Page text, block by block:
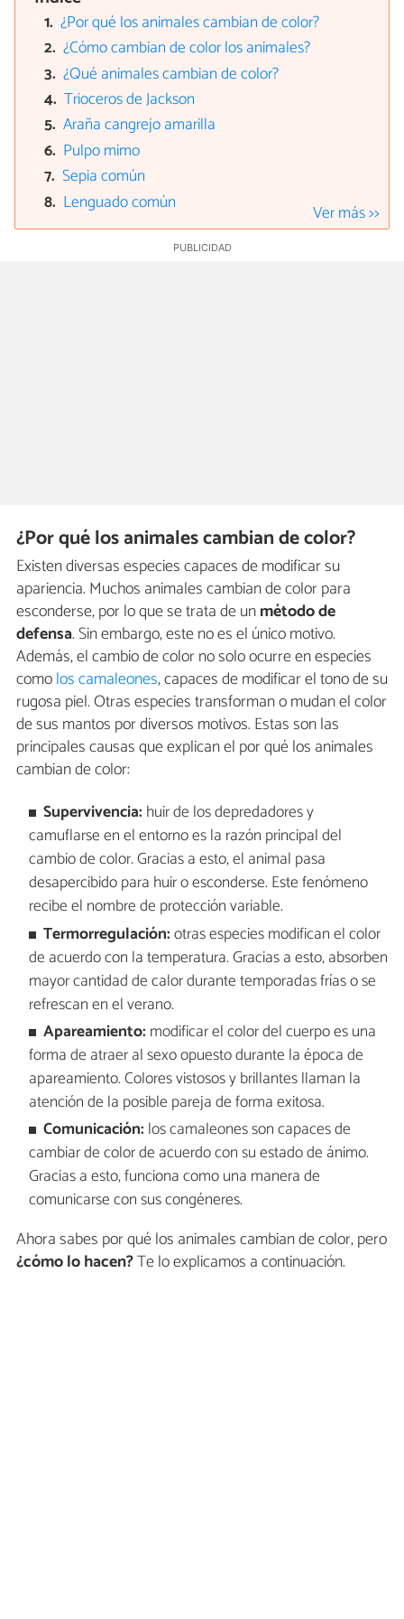
¿Por qué los animales cambian de color?
¿Cómo cambian de color los animales?
¿Qué animales cambian de color?
Trioceros de Jackson
Araña cangrejo amarilla
Pulpo mimo
Sepia común
Lenguado común
Ver más >>
¿Por qué los animales cambian de color?
Existen diversas especies capaces de modificar su
apariencia. Muchos animales cambian de color para
esconderse, por lo que se trata de unmétodo de
defensa. Sin embargo, este no es el único motivo.
Además, el cambio de color no solo ocurre en especies
comolos camaleones, capaces de modificar el tono de su
rugosa piel. Otras especies transforman o mudan el color
de sus mantos por diversos motivos. Estas son las
principales causas que explican el por qué los animales
cambian de color:
Supervivencia: huir de los depredadores y
camuflarse en el entorno es la razón principal del
cambio de color. Gracias a esto, el animal pasa
desapercibido para huir o esconderse. Este fenómeno
recibe el nombre de protección variable.
Termorregulación:otras especies modifican el color
de acuerdo con la temperatura. Gracias a esto, absorben
mayor cantidad de calor durante temporadas frías o se
refrescan en el verano.
Apareamiento: modificar el color del cuerpo es una
forma de atraer al sexo opuesto durante la época de
apareamiento. Colores vistosos y brillantes llaman la
atención de la posible pareja de forma exitosa.
Comunicación: los camaleones son capaces de
cambiar de color de acuerdo con su estado de ánimo.
Gracias a esto, funciona como una manera de
comunicarse con sus congéneres.
Ahora sabes por qué los animales cambian de color, pero
¿cómo lo hacen?Te lo explicamos a continuación.